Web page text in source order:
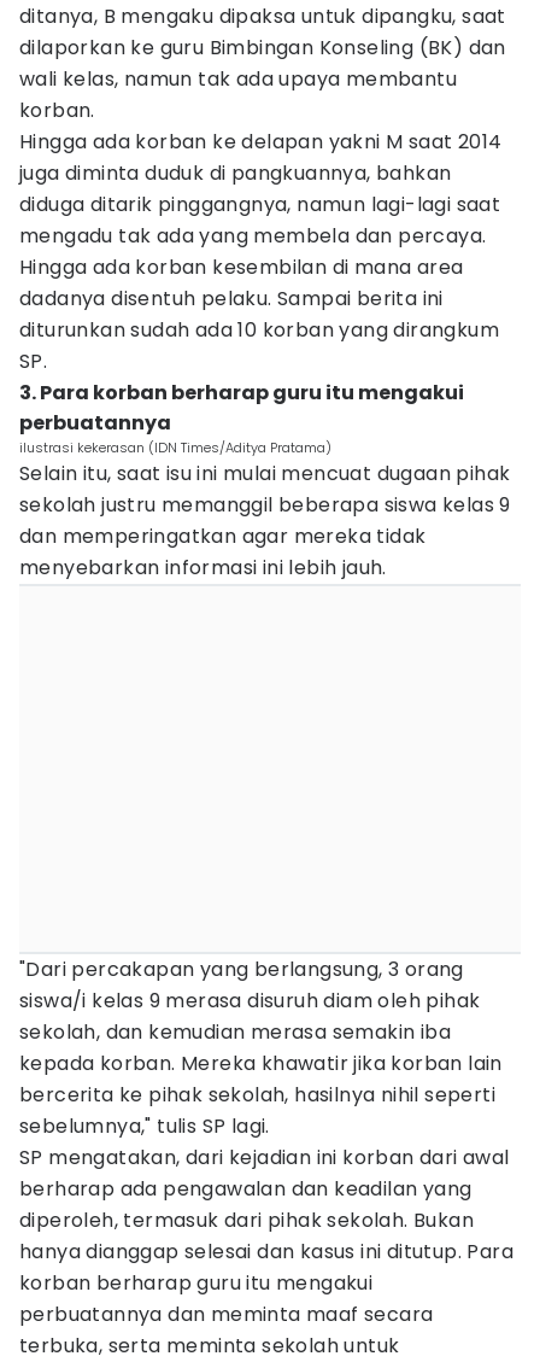
ditanya, B mengaku dipaksa untuk dipangku, saat
dilaporkan ke guru Bimbingan Konseling (BK) dan
wali kelas, namun tak ada upaya membantu
korban.
Hingga ada korban ke delapan yakni M saat 2014
juga diminta duduk di pangkuannya, bahkan
diduga ditarik pinggangnya, namun lagi-lagi saat
mengadu tak ada yang membela dan percaya.
Hingga ada korban kesembilan di mana area
dadanya disentuh pelaku. Sampai berita ini
diturunkan sudah ada 10 korban yang dirangkum
SP.
3. Para korban berharap guru itu mengakui
perbuatannya
ilustrasi kekerasan (IDN Times/Aditya Pratama)
Selain itu, saat isu ini mulai mencuat dugaan pihak
sekolah justru memanggil beberapa siswa kelas 9
dan memperingatkan agar mereka tidak
menyebarkan informasi ini lebih jauh.
"Dari percakapan yang berlangsung, 3 orang
siswa/i kelas 9 merasa disuruh diam oleh pihak
sekolah, dan kemudian merasa semakin iba
kepada korban. Mereka khawatir jika korban lain
bercerita ke pihak sekolah, hasilnya nihil seperti
sebelumnya," tulis SP lagi.
SP mengatakan, dari kejadian ini korban dari awal
berharap ada pengawalan dan keadilan yang
diperoleh, termasuk dari pihak sekolah. Bukan
hanya dianggap selesai dan kasus ini ditutup. Para
korban berharap guru itu mengakui
perbuatannya dan meminta maaf secara
terbuka, serta meminta sekolah untuk